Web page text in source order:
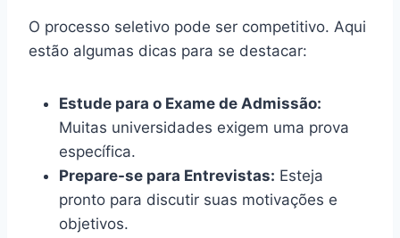
O processo seletivo pode ser competitivo. Aqui
estão algumas dicas para se destacar:
Estude para o Exame de Admissão:
Muitas universidades exigem uma prova
específica.
Prepare-se para Entrevistas: Esteja
pronto para discutir suas motivações e
objetivos.